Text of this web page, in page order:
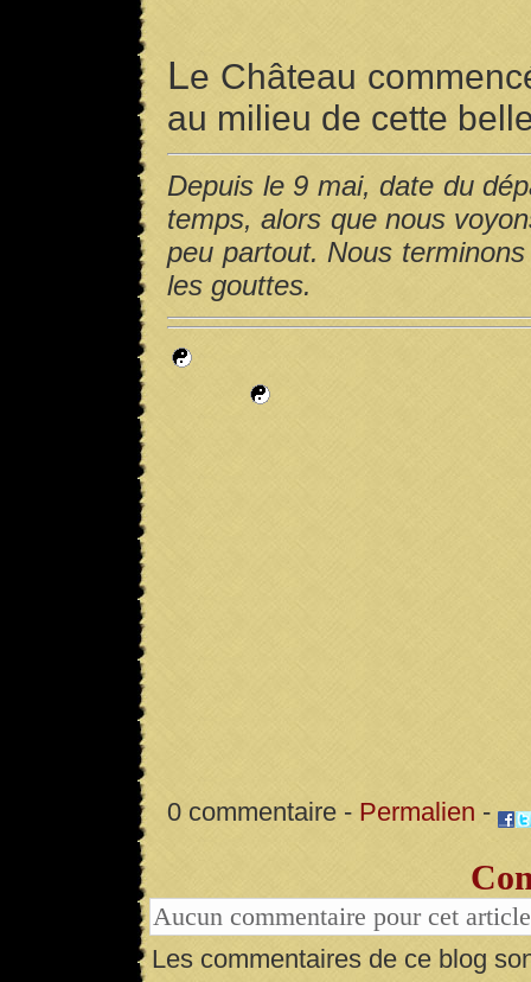
Le Château
au milieu de cette
Depuis le 9 mai, date du
temps, alors que nous
peu partout. Nous
les gouttes.
0 commentaire - Permalien -
Aucun commentaire pour cet article
Les commentaires de ce blog